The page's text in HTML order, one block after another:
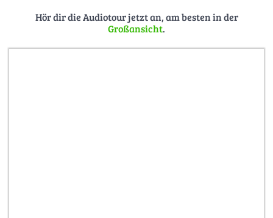
Hör dir die Audiotour jetzt an, am besten in der
Großansicht.